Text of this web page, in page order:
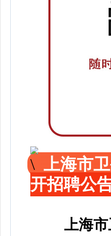
上海市
开招聘公
上海